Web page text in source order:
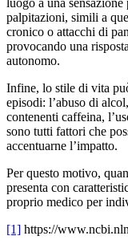
palpitazioni, simili a
cronico o attacchi di
provocando una
autonomo.
Infine, lo stile di vita
episodi: l’abuso di
contenenti caffeina,
sono tutti fattori che
accentuarne l’impatto.
Per questo motivo,
presenta con
proprio medico per
[1] https://